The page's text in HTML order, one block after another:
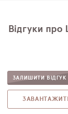
Відгуки
ЗАЛИШИТИ ВІДГУК